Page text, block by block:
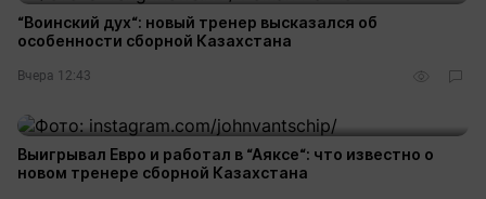
“Воинский дух“: новый тренер высказался об
особенности сборной Казахстана
Вчера 12:43
Выигрывал Евро и работал в “Аяксе“: что известно о
новом тренере сборной Казахстана